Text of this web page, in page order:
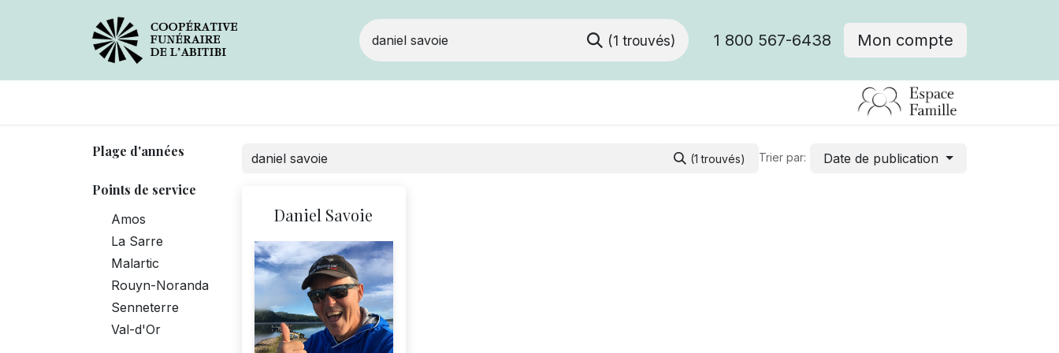
(1 trouvés) 1 800 567-6438 Mon compte
Plage d'années
Points de service
Amos
La Sarre
Malartic
Rouyn-Noranda
Senneterre
Val-d'Or
(1 trouvés) Trier par: Date de publication
Daniel Savoie